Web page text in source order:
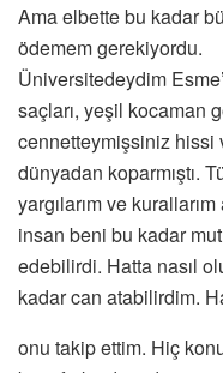
Ama elbette bu kadar
ödemem gerekiyordu.
Üniversitedeydim
saçları, yeşil kocaman
cennetteymişsiniz hissi
dünyadan koparmıştı.
yargılarım ve
insan beni bu kadar
edebilirdi. Hatta nasıl
kadar can atabilirdim.
onu takip ettim. Hiç